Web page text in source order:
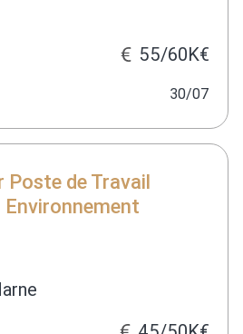
55/60K€
30/07
de Travail